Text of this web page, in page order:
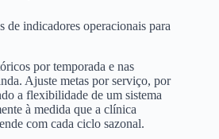
de indicadores operacionais para
por temporada e nas
Ajuste metas por serviço, por
a flexibilidade de um sistema
à medida que a clínica
com cada ciclo sazonal.